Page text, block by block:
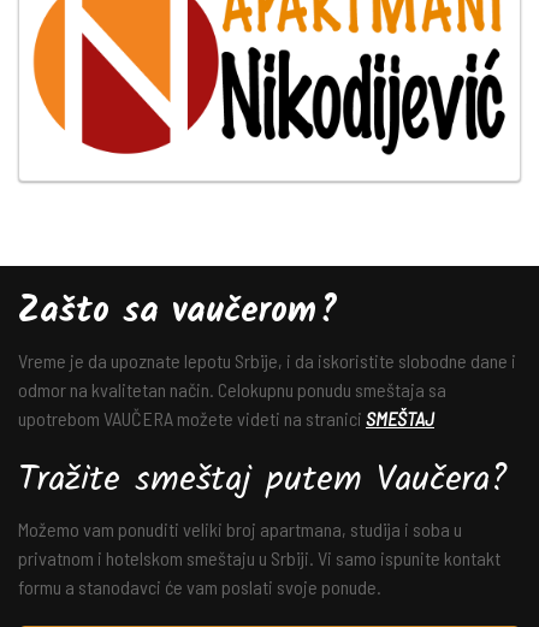
Zašto sa vaučerom?
Vreme je da upoznate lepotu Srbije, i da iskoristite slobodne dane i
odmor na kvalitetan način. Celokupnu ponudu smeštaja sa
upotrebom VAUČERA možete videti na stranici SMEŠTAJ
Tražite smeštaj putem Vaučera?
Možemo vam ponuditi veliki broj apartmana, studija i soba u
privatnom i hotelskom smeštaju u Srbiji. Vi samo ispunite kontakt
formu a stanodavci će vam poslati svoje ponude.